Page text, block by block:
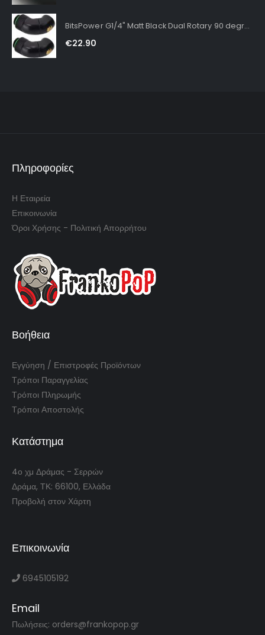
BitsPower G1/4" Matt Black Dual Rotary 90 degree IG1/4" extender
€22.90
Πληροφορίες
Η Εταιρεία
Επικοινωνία
Όροι Χρήσης - Πολιτική Απορρήτου
Βοήθεια
Εγγύηση / Επιστροφές Προϊόντων
Τρόποι Παραγγελίας
Τρόποι Πληρωμής
Τρόποι Αποστολής
Κατάστημα
4ο χμ Δράμας - Σερρών
Δράμα, ΤΚ: 66100, Ελλάδα
Προβολή στον Χάρτη
Επικοινωνία
6945105192
Email
Πωλήσεις: orders@frankopop.gr